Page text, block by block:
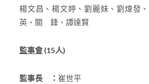
楊文昌、楊文婷、劉麗妹、劉煒發
英、關 鋒、譚達賢
監事會(15人)
監事長 ： 崔世平